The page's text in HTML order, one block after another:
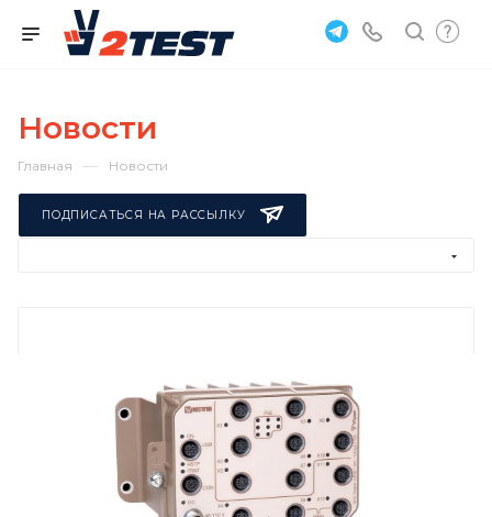
Новости
Главная — Новости
ПОДПИСАТЬСЯ НА РАССЫЛКУ